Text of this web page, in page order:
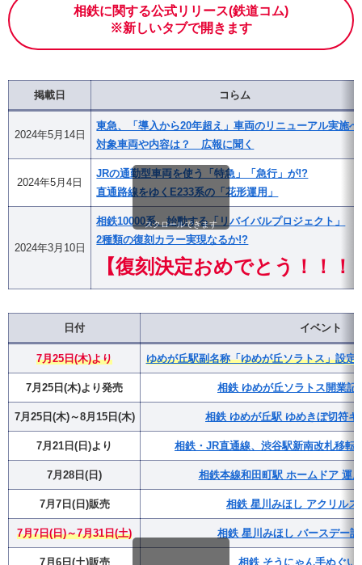
相鉄に関する公式リリース(鉄道コム)
※新しいタブで開きます
掲載日 コらム
2024年5月14日
東急、「導入から20年超え」車両のリニューアル実施へ
対象車両や内容は？ 広報に聞く
2024年5月4日
JRの通勤型車両を使う「特急」「急行」が!?
直通路線をゆくE233系の「花形運用」
2024年3月10日
相鉄10000系、始動する「リバイバルプロジェクト」
2種類の復刻カラー実現なるか!?
【復刻決定おめでとう！！！
スクロールできます
日付 イベント
7月25日(木)より ゆめが丘駅副名称「ゆめが丘ソラトス」設定
7月25日(木)より発売 相鉄 ゆめが丘ソラトス開業記
7月25日(木)～8月15日(木) 相鉄 ゆめが丘駅 ゆめきぼ切符
7月21日(日)より 相鉄・JR直通線、渋谷駅新南改札移転
7月28日(日) 相鉄本線和田町駅 ホームドア 運
7月7日(日)販売 相鉄 星川みほし アクリルス
7月7日(日)～7月31日(土) 相鉄 星川みほし バースデー
7月6日(土)販売 相鉄 そうにゃん手ぬぐい